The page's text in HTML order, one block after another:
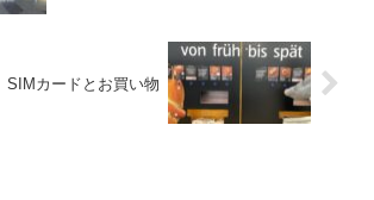
SIMカードとお買い物